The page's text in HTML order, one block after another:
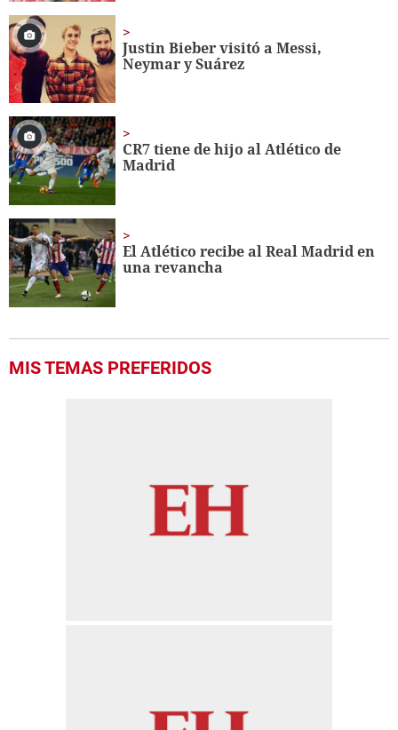
Justin Bieber visitó a Messi,
Neymar y Suárez
CR7 tiene de hijo al Atlético de
Madrid
El Atlético recibe al Real Madrid en
una revancha
MIS TEMAS PREFERIDOS